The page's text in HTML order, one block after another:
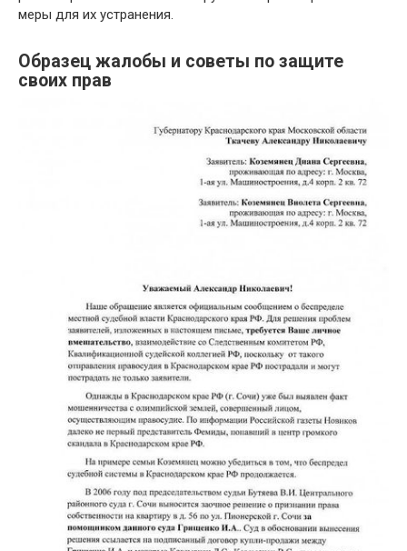
меры для их устранения.
Образец жалобы и советы по защите
своих прав